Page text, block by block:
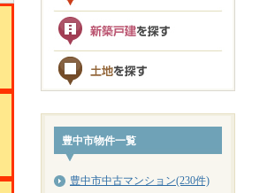
豊中市物件一覧
豊中市中古マンション(230件)